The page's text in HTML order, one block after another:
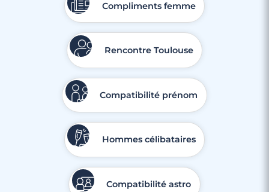
Compliments femme
Rencontre Toulouse
Compatibilité prénom
Hommes célibataires
Compatibilité astro